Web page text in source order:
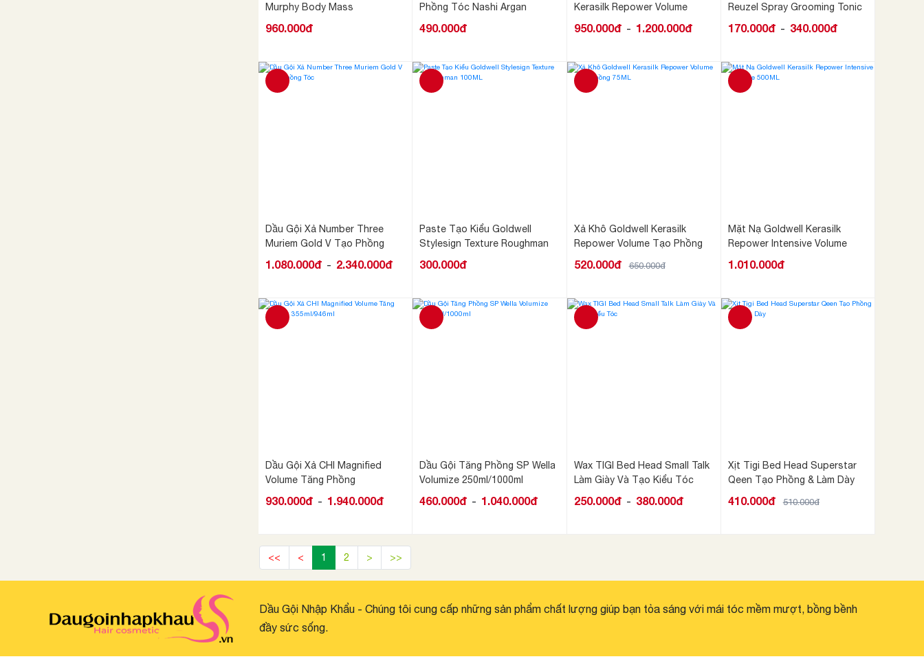
Murphy Body Mass
960.000đ
Phồng Tóc Nashi Argan
490.000đ
Kerasilk Repower Volume
950.000đ - 1.200.000đ
Reuzel Spray Grooming Tonic
170.000đ - 340.000đ
Dầu Gội Xả Number Three
Muriem Gold V Tạo Phồng
1.080.000đ - 2.340.000đ
Paste Tạo Kiểu Goldwell
Stylesign Texture Roughman
300.000đ
Xả Khô Goldwell Kerasilk
Repower Volume Tạo Phồng
520.000đ 650.000đ
Mặt Nạ Goldwell Kerasilk
Repower Intensive Volume
1.010.000đ
Dầu Gội Xả CHI Magnified
Volume Tăng Phồng
355ml/946ml
930.000đ - 1.940.000đ
Dầu Gội Tăng Phồng SP Wella
Volumize 250ml/1000ml
460.000đ - 1.040.000đ
Wax TIGI Bed Head Small Talk
Làm Giày Và Tạo Kiểu Tóc
250.000đ - 380.000đ
Xịt Tigi Bed Head Superstar
Qeen Tạo Phồng & Làm Dày
410.000đ 510.000đ
<< < 1 2 > >>
Dầu Gội Nhập Khẩu - Chúng tôi cung cấp những sản phẩm chất lượng giúp bạn tỏa sáng với mái tóc mềm mượt, bồng bềnh
đầy sức sống.